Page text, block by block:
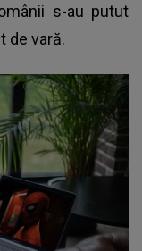
s-au putut
de vară.